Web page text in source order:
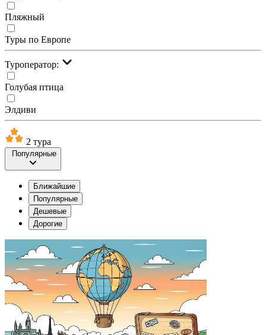
Пляжный
Туры по Европе
Туроператор:
Голубая птица
Элдиви
2 тура
Популярные
Ближайшие
Популярные
Дешевые
Дорогие